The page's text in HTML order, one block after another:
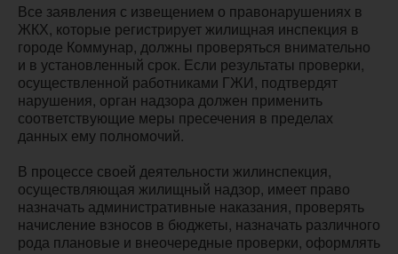
Все заявления с извещением о правонарушениях в
ЖКХ, которые регистрирует жилищная инспекция в
городе Коммунар, должны проверяться внимательно
и в установленный срок. Если результаты проверки,
осуществленной работниками ГЖИ, подтвердят
нарушения, орган надзора должен применить
соответствующие меры пресечения в пределах
данных ему полномочий.
В процессе своей деятельности жилинспекция,
осуществляющая жилищный надзор, имеет право
назначать административные наказания, проверять
начисление взносов в бюджеты, назначать различного
рода плановые и внеочередные проверки, оформлять